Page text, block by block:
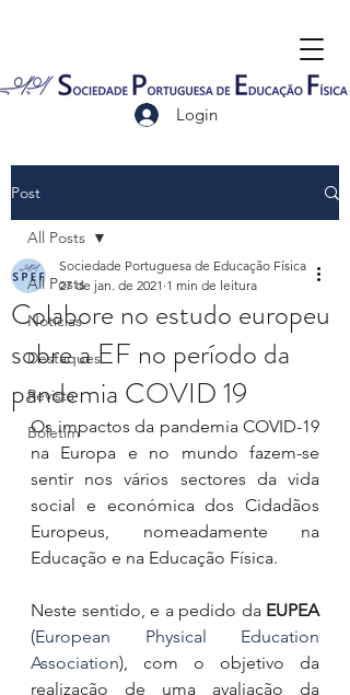
Login
Post
All Posts
Notícias
Destaques
Revista
Boletim
All Posts
Colabore no estudo europeu
sobre a EF no período da
pandemia COVID 19
Sociedade Portuguesa de Educação Física
27 de jan. de 2021 1 min de leitura
Os impactos da pandemia COVID-19
na Europa e no mundo fazem-se
sentir nos vários sectores da vida
social e económica dos Cidadãos
Europeus, nomeadamente na
Educação e na Educação Física.
Neste sentido, e a pedido da EUPEA
(European Physical Education
Association), com o objetivo da
realização de uma avaliação da